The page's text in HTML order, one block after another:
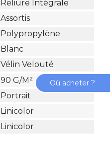
Reliure Intégrale
Assortis
Polypropylène
Blanc
Vélin Velouté
90 G/m²
Portrait
Linicolor
Linicolor
Où acheter ?